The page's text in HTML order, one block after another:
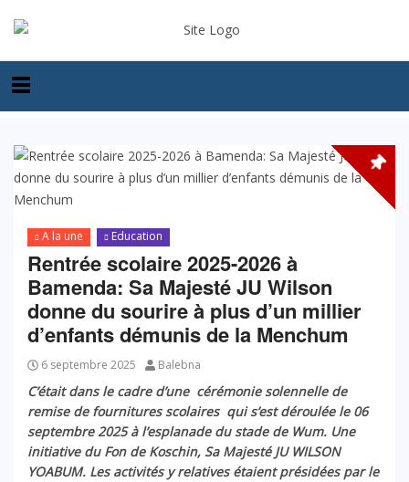
A la une Education
Rentrée scolaire 2025-2026 à
Bamenda: Sa Majesté JU Wilson
donne du sourire à plus d’un millier
d’enfants démunis de la Menchum
6 septembre 2025 Balebna
C’était dans le cadre d’une cérémonie solennelle de
remise de fournitures scolaires qui s’est déroulée le 06
septembre 2025 à l’esplanade du stade de Wum. Une
initiative du Fon de Koschin, Sa Majesté JU WILSON
YOABUM. Les activités y relatives étaient présidées par le